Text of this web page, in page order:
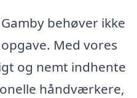
behøver ikke
Med vores
og nemt indhente
håndværkere,